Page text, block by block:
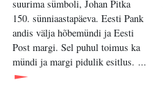
suurima sümboli, Johan Pitka
150. sünniaastapäeva. Eesti Pank
andis välja hõbemündi ja Eesti
Post margi. Sel puhul toimus ka
mündi ja margi pidulik esitlus. ...